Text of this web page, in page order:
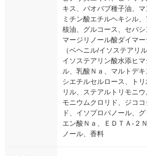
キス、バオバブ種子油、
ミチン酸エチルヘキシル
核油、グルコース、セバ
マージリノール酸ダイマ
（ベヘニル/イソステアリ
イソステアリン酸水添ヒ
ル、乳酸Ｎａ、マルトデ
シエチルセルロース、ト
リル、ステアルトリモニ
モニウムクロリド、ジコ
ド、イソプロパノール、
エン酸Ｎａ、ＥＤＴＡ‐２
ノール、香料